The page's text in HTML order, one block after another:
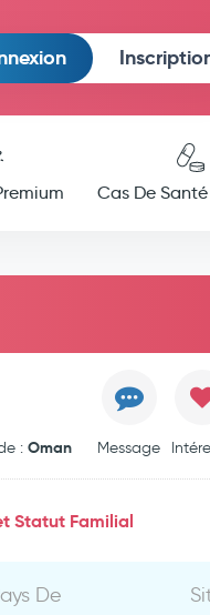
Cas De
:Oman Message
Statut Familial
De